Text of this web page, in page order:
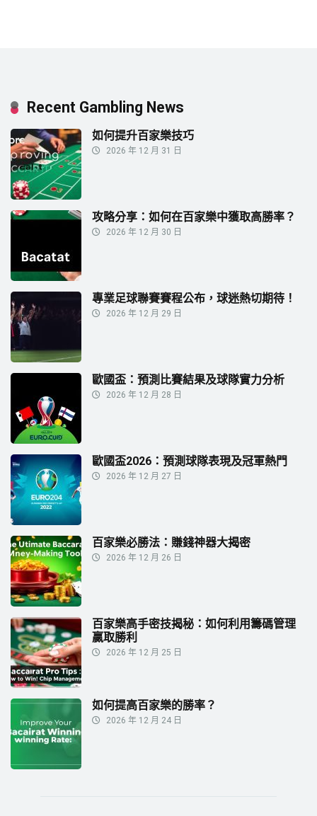
Recent Gambling News
如何提升百家樂技巧
2026 年 12 月 31 日
攻略分享：如何在百家樂中獲取高勝率？
2026 年 12 月 30 日
專業足球聯賽賽程公布，球迷熱切期待！
2026 年 12 月 29 日
歐國盃：預測比賽結果及球隊實力分析
2026 年 12 月 28 日
歐國盃2026：預測球隊表現及冠軍熱門
2026 年 12 月 27 日
百家樂必勝法：賺錢神器大揭密
2026 年 12 月 26 日
百家樂高手密技揭秘：如何利用籌碼管理
贏取勝利
2026 年 12 月 25 日
如何提高百家樂的勝率？
2026 年 12 月 24 日